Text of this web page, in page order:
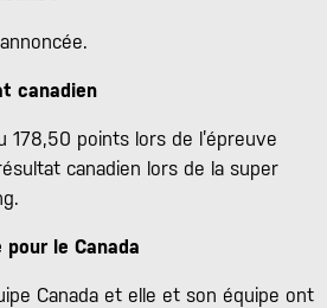
canadien
178,50 points lors de l’épreuve
canadien lors de la super
le Canada
Canada et elle et son équipe ont